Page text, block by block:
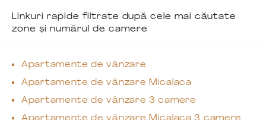
Linkuri rapide filtrate după cele mai căutate
zone și numărul de camere
Apartamente de vânzare
Apartamente de vânzare Micalaca
Apartamente de vânzare 3 camere